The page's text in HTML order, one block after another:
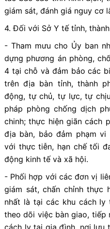
giám sát, đánh giá nguy cơ
4. Đối với Sở Y tế tỉnh,
- Tham mưu cho Ủy ban
dựng phương án phòng,
4 tại chỗ và đảm bảo các
trên địa bàn tỉnh, thành
động, tự chủ, tự lực, tự
pháp phòng chống dịch
chinh; thực hiện giãn cách
địa bàn, bảo đảm phạm
với thực tiễn, hạn chế tối
động kinh tế và xã hội.
- Phối hợp với các đơn vị
giám sát, chấn chỉnh thực
nhất là tại các khu cách ly
theo dõi việc bàn giao, tiếp
cách ly tại gia đình, nơi lưu